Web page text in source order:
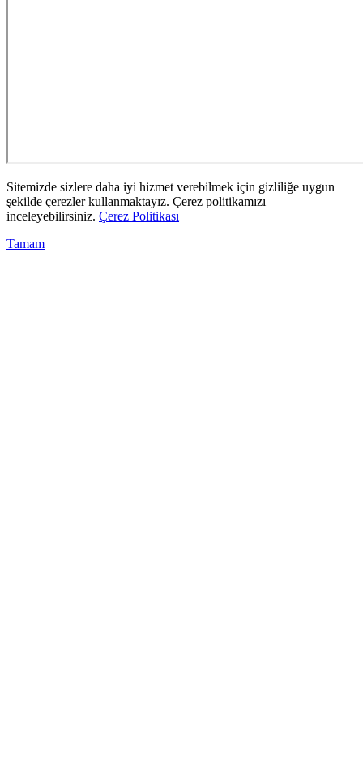
Sitemizde sizlere daha iyi hizmet verebilmek için gizliliğe uygun
şekilde çerezler kullanmaktayız. Çerez politikamızı
inceleyebilirsiniz. Çerez Politikası
Tamam